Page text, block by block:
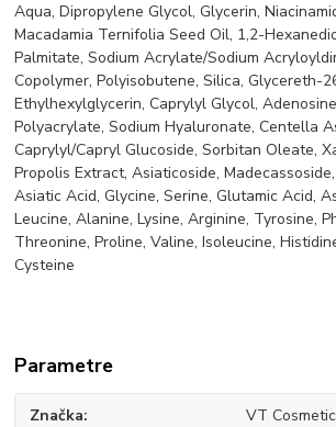
Aqua, Dipropylene Glycol, Glycerin,
Macadamia Ternifolia Seed Oil, 1,2-
Palmitate, Sodium Acrylate/Sodium
Copolymer, Polyisobutene, Silica, Glycereth-
Ethylhexylglycerin, Caprylyl Glycol,
Polyacrylate, Sodium Hyaluronate, Centella
Caprylyl/Capryl Glucoside, Sorbitan Oleate,
Propolis Extract, Asiaticoside,
Asiatic Acid, Glycine, Serine, Glutamic Acid,
Leucine, Alanine, Lysine, Arginine, Tyrosine,
Threonine, Proline, Valine, Isoleucine,
Cysteine
Parametre
Značka VT